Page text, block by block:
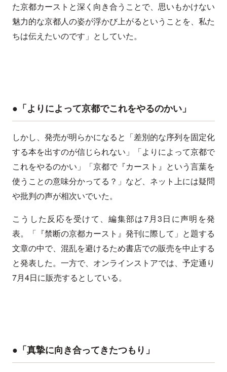
た京都カーストと深く向き合うことで、思いもかけない
魅力的な京都人の姿が浮かび上がるということを、私た
ちは伝えたいのです」としていた。
●「よりによって京都でこれをやるのかい」
しかし、発売が明らかになると「差別的な序列を固定化
する本を出すのが信じられない」「よりによって京都で
これをやるのかい」「京都で『カースト』という言葉を
使うことの意味分かってる？」など、ネット上には疑問
や批判の声が相次いでいた。
こうした反応を受けて、編集部は7月3日に声明を発
表。「『禁断の京都カースト』発刊に際して」と題する
文章の中で、混乱を避けるため書店での販売を中止する
と発表した。一方で、オンラインストアでは、予定通り
7月4日に販売するとしている。
●「真摯に向き合ってきたつもり」